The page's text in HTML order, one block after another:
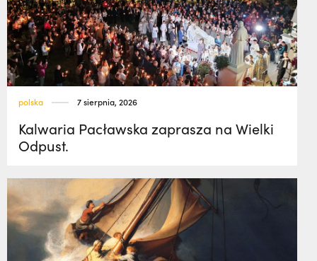
polska 7 sierpnia, 2026
Kalwaria Pacławska zaprasza na Wielki
Odpust.